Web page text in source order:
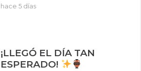
hace 5 días
¡LLEGÓ EL DÍA TAN
ESPERADO!